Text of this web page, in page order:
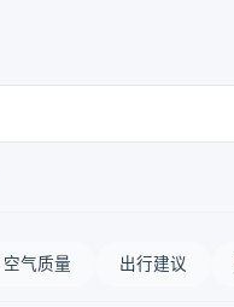
空气质量 出行建议